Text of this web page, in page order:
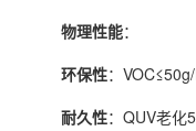
物理性能：
环保性：
耐久性：QUV老化